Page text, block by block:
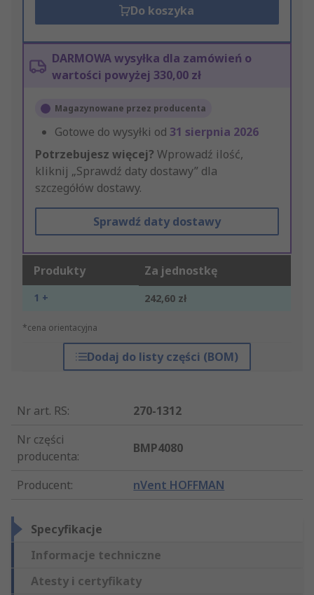
Do koszyka
DARMOWA wysyłka dla zamówień o
wartości powyżej 330,00 zł
Magazynowane przez producenta
Gotowe do wysyłki od 31 sierpnia 2026
Potrzebujesz więcej? Wprowadź ilość,
kliknij „Sprawdź daty dostawy” dla
szczegółów dostawy.
Sprawdź daty dostawy
Produkty Za jednostkę
1 + 242,60 zł
*cena orientacyjna
Dodaj do listy części (BOM)
Nr art. RS:
270-1312
Nr części
producenta:
BMP4080
Producent: nVent HOFFMAN
Specyfikacje
Informacje techniczne
Atesty i certyfikaty